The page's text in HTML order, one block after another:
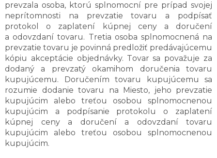
prevzala osoba, ktorú splnomocní pre prípad svojej
neprítomnosti na prevzatie tovaru a podpísať
protokol o zaplatení kúpnej ceny a doručení
a odovzdaní tovaru. Tretia osoba splnomocnená na
prevzatie tovaru je povinná predložiť predávajúcemu
kópiu akceptácie objednávky. Tovar sa považuje za
dodaný a prevzatý okamihom doručenia tovaru
kupujúcemu. Doručením tovaru kupujúcemu sa
rozumie dodanie tovaru na Miesto, jeho prevzatie
kupujúcim alebo treťou osobou splnomocnenou
kupujúcim a podpísanie protokolu o zaplatení
kúpnej ceny a doručení a odovzdaní tovaru
kupujúcim alebo treťou osobou splnomocnenou
kupujúcim.